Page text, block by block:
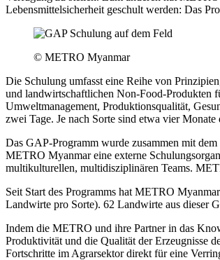
Lebensmittelsicherheit geschult werden: Das
© METRO Myanmar
Die Schulung umfasst eine Reihe von
und landwirtschaftlichen Non-Food-Produkten
Umweltmanagement, Produktionsqualität,
zwei Tage. Je nach Sorte sind etwa vier
Das GAP-Programm wurde zusammen mit
METRO Myanmar eine externe
multikulturellen, multidisziplinären Teams.
Seit Start des Programms hat METRO
Landwirte pro Sorte). 62 Landwirte aus dieser
Indem die METRO und ihre Partner in das
Produktivität und die Qualität der Erzeugnisse
Fortschritte im Agrarsektor direkt für eine